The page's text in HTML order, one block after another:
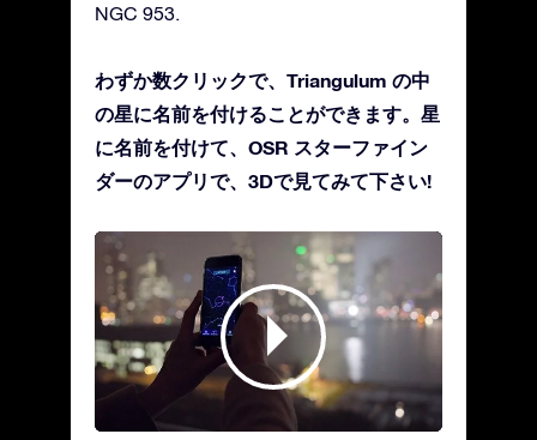
NGC 953.
わずか数クリックで、Triangulum の中
の星に名前を付けることができます。星
に名前を付けて、OSR スターファイン
ダーのアプリで、3Dで見てみて下さい!